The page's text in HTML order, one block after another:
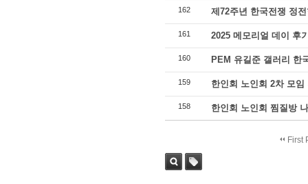
162 제72주년 한국전쟁 정
161 2025 메모리얼 데이 후
160 PEM 유길준 갤러리 한
159 한인회 노인회 2차 모임
158 한인회 노인회 찜질방
First